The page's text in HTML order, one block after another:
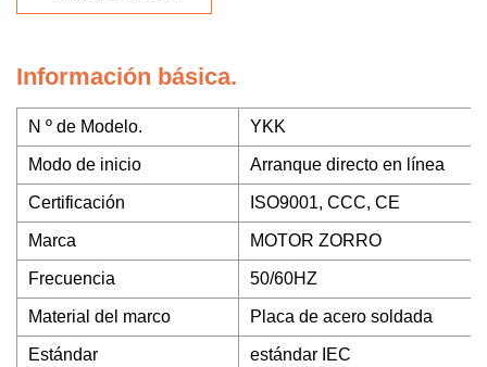
Información básica.
N º de Modelo. YKK
Modo de inicio Arranque directo en línea
Certificación ISO9001, CCC, CE
Marca MOTOR ZORRO
Frecuencia 50/60HZ
Material del marco Placa de acero soldada
Estándar estándar IEC